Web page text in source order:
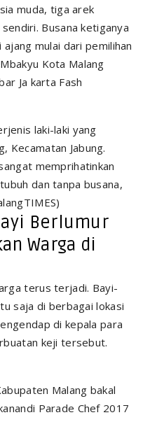
muda, tiga arek
Busana ketiganya
mulai dari pemilihan
Kota Malang
Ja karta Fash
Berlumur
Warga di
terus terjadi. Bayi-
saja di berbagai lokasi
di kepala para
keji tersebut.